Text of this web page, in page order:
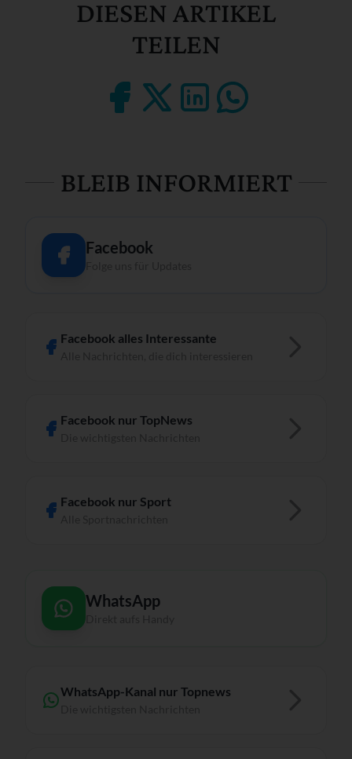
DIESEN ARTIKEL
TEILEN
BLEIB INFORMIERT
Facebook
Facebook alles Interessante
Facebook nur TopNews
Facebook nur Sport
WhatsApp
WhatsApp-Kanal nur Topnews